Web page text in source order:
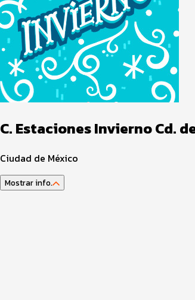
C. Estaciones Invierno Cd.
Ciudad de México
Mostrar info.